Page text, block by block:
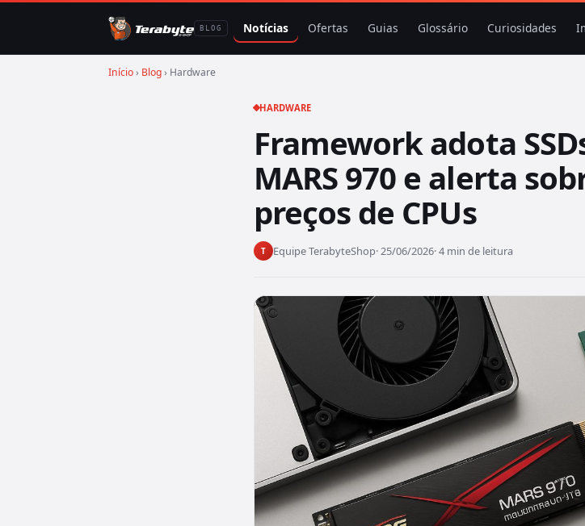
BLOG Notícias Ofertas Guias Glossário Curiosidades
Início› Blog› Hardware
HARDWARE
Framework adota
MARS 970 e alerta
preços de CPUs
T Equipe TerabyteShop· 25/06/2026· 4 min de leitura